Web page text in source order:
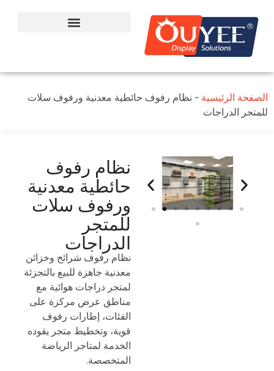
الصفحة الرئيسية - نظام رفوف حائطية معدنية ورفوف سلات
للمتجر الدراجات
نظام رفوف
حائطية معدنية
ورفوف سلات
للمتجر
الدراجات
نظام رفوف شرائح وخزائن
معدنية جاهزة للبيع بالتجزئة
لمتجر دراجات هوائية مع
مناطق عرض مركزة على
الفئات، إطارات رفوف
قوية، وتخطيط متجر يقوده
الخدمة لمتاجر الرياضة
المتخصصة.